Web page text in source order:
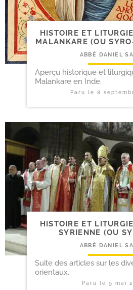
HISTOIRE ET
MALANKARE (OU
ABBÉ DANIEL
Aperçu historique et
Malankare en Inde.
Paru le 8
HISTOIRE ET
SYRIENNE (OU
ABBÉ DANIEL
Suite des articles sur les
orientaux.
Paru le9 mai